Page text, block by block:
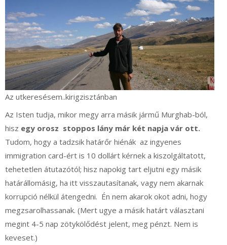
Az utkeresésem..kirigzisztánban
Az Isten tudja, mikor megy arra másik jármű Murghab-ból,
hisz egy orosz stoppos lány már két napja vár ott.
Tudom, hogy a tadzsik határőr hiénák az ingyenes
immigration card-ért is 10 dollárt kérnek a kiszolgáltatott,
tehetetlen átutazótól; hisz napokig tart eljutni egy másik
határállomásig, ha itt visszautasítanak, vagy nem akarnak
korrupció nélkül átengedni. Én nem akarok okot adni, hogy
megzsarolhassanak. (Mert ugye a másik határt választani
megint 4-5 nap zötykölődést jelent, meg pénzt. Nem is
keveset.)